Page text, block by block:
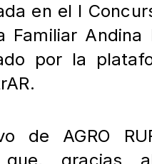
en el I
Familiar Andina
por la
de AGRO